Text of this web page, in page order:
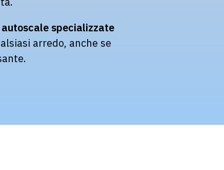
autoscale specializzate
arredo, anche se